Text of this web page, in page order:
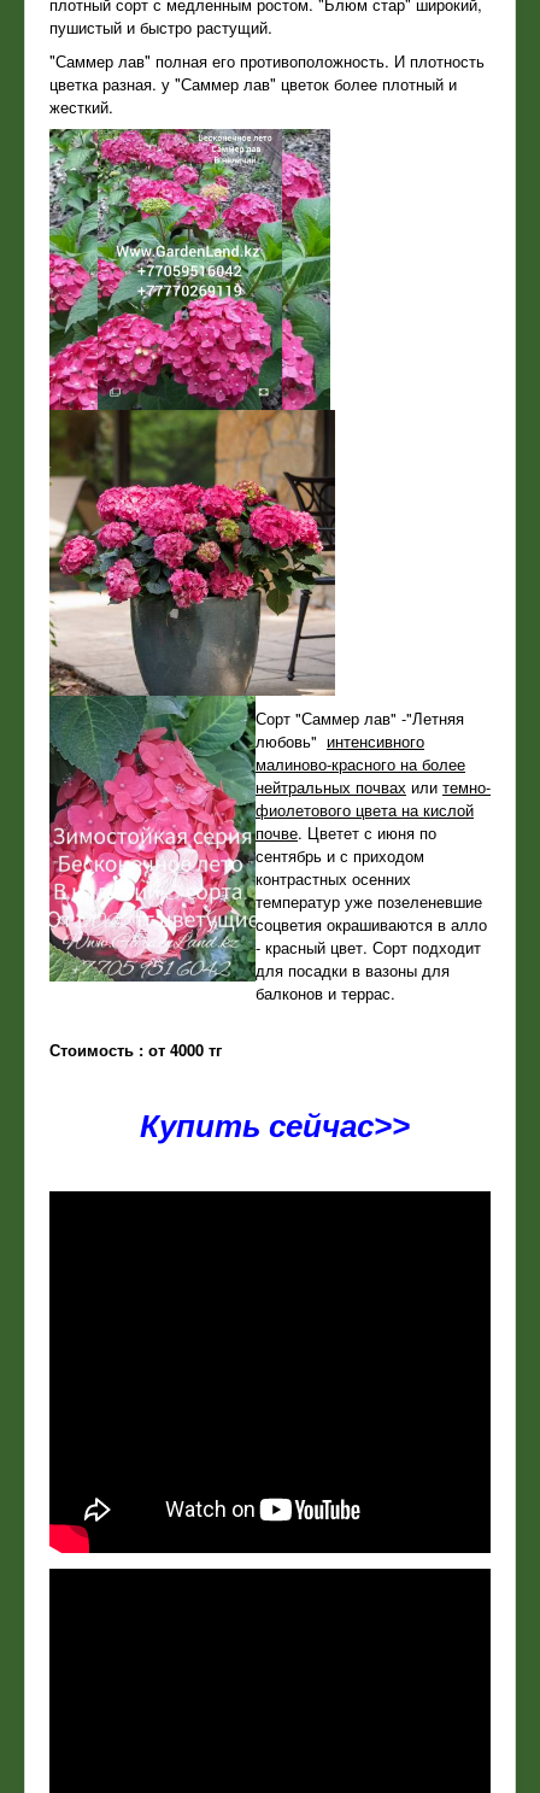
пушистый и быстро растущий.
"Саммер лав" полная его противоположность. И плотность
цветка разная. у "Саммер лав" цветок более плотный и
жесткий.
Сорт "Саммер лав" -"Летняя
любовь" интенсивного
малиново-красного на более
нейтральных почвах или темно-
фиолетового цвета на кислой
почве. Цветет с июня по
сентябрь и с приходом
контрастных осенних
температур уже позеленевшие
соцветия окрашиваются в алло
- красный цвет. Сорт подходит
для посадки в вазоны для
балконов и террас.
Стоимость : от 4000 тг
Купить сейчас>>